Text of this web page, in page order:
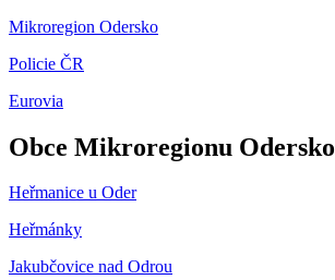
Mikroregion Odersko
Policie ČR
Eurovia
Obce Mikroregionu Odersko
Heřmanice u Oder
Heřmánky
Jakubčovice nad Odrou